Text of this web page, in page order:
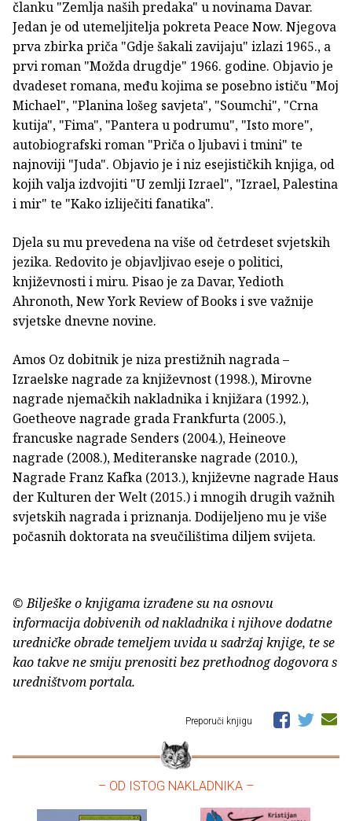
članku "Zemlja naših predaka" u novinama Davar.
Jedan je od utemeljitelja pokreta Peace Now. Njegova
prva zbirka priča "Gdje šakali zavijaju" izlazi 1965., a
prvi roman "Možda drugdje" 1966. godine. Objavio je
dvadeset romana, među kojima se posebno ističu "Moj
Michael", "Planina lošeg savjeta", "Soumchi", "Crna
kutija", "Fima", "Pantera u podrumu", "Isto more",
autobiografski roman "Priča o ljubavi i tmini" te
najnoviji "Juda". Objavio je i niz esejističkih knjiga, od
kojih valja izdvojiti "U zemlji Izrael", "Izrael, Palestina
i mir" te "Kako izliječiti fanatika".
Djela su mu prevedena na više od četrdeset svjetskih
jezika. Redovito je objavljivao eseje o politici,
književnosti i miru. Pisao je za Davar, Yedioth
Ahronoth, New York Review of Books i sve važnije
svjetske dnevne novine.
Amos Oz dobitnik je niza prestižnih nagrada –
Izraelske nagrade za književnost (1998.), Mirovne
nagrade njemačkih nakladnika i knjižara (1992.),
Goetheove nagrade grada Frankfurta (2005.),
francuske nagrade Senders (2004.), Heineove
nagrade (2008.), Mediteranske nagrade (2010.),
Nagrade Franz Kafka (2013.), književne nagrade Haus
der Kulturen der Welt (2015.) i mnogih drugih važnih
svjetskih nagrada i priznanja. Dodijeljeno mu je više
počasnih doktorata na sveučilištima diljem svijeta.
© Bilješke o knjigama izrađene su na osnovu
informacija dobivenih od nakladnika i njihove dodatne
uredničke obrade temeljem uvida u sadržaj knjige, te se
kao takve ne smiju prenositi bez prethodnog dogovora s
uredništvom portala.
Preporuči knjigu
– OD ISTOG NAKLADNIKA –